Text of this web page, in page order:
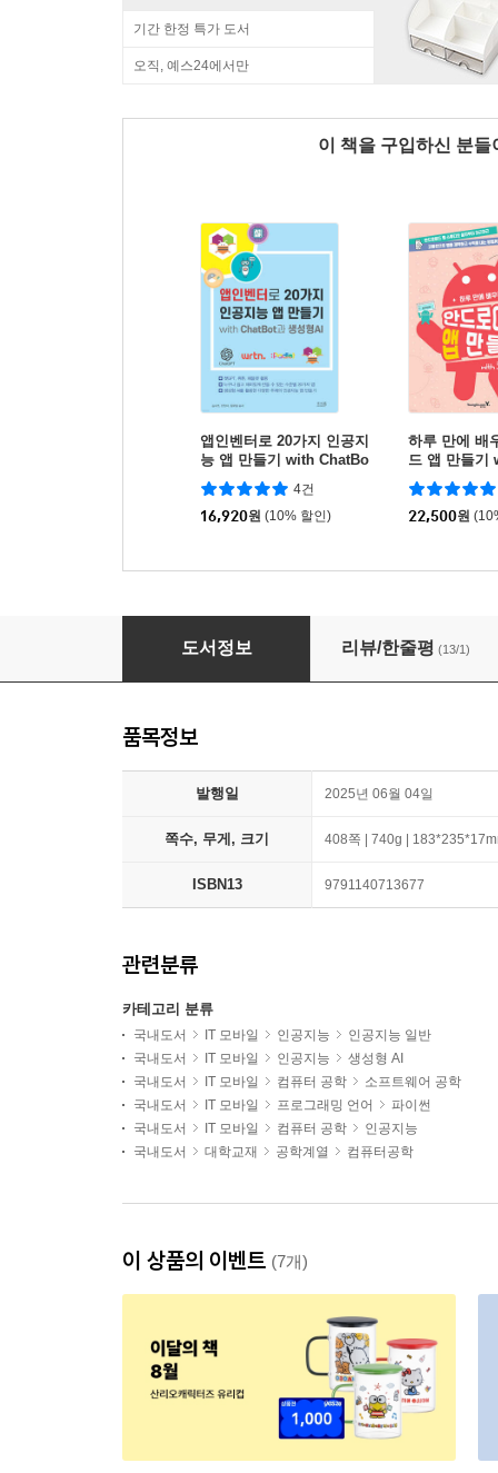
기간 한정 특가 도서
오직, 예스24에서만
이 책을 구입하신 분
앱인벤터로 20가지 인공지
능 앱 만들기 with ChatBo
t과 생성형AI
4건
16,920원 (10% 할인)
하루 만에 배
드 앱 만들기
22,500원
입문자를 위한 맞춤형 AI 프로그램 만들기
도서정보 리뷰/한줄평 (13/1)
품목정보
발행일 2025년 06월 04일
쪽수, 무게, 크기 408쪽 | 740g |
ISBN13 9791140713677
관련분류
카테고리 분류
국내도서 IT 모바일 인공지능
인공지능 일반
국내도서
IT 모바일 인공지능
생성형 AI
국내도서
IT 모바일 컴퓨터 공학
소프트웨어 공학
국내도서
IT 모바일 프로그래밍 언어
파이썬
국내도서
IT 모바일 컴퓨터 공학
인공지능
국내도서
대학교재 공학계열 컴퓨터공학
이 상품의 이벤트 (7개)